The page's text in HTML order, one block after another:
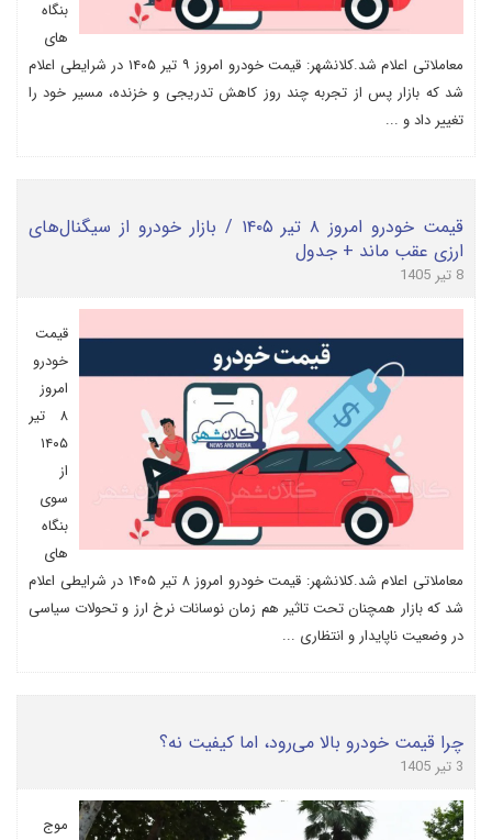
بنگاه
های
معاملاتی اعلام شد.کلانشهر: قیمت خودرو امروز ۹ تیر ۱۴۰۵ در شرایطی اعلام
شد که بازار پس از تجربه چند روز کاهش تدریجی و خزنده، مسیر خود را
تغییر داد و ...
قیمت خودرو امروز ۸ تیر ۱۴۰۵ / بازار خودرو از سیگنال‌های
ارزی عقب ماند + جدول
8 تیر 1405
قیمت
خودرو
امروز
۸ تیر
۱۴۰۵
از
سوی
بنگاه
های
معاملاتی اعلام شد.کلانشهر: قیمت خودرو امروز ۸ تیر ۱۴۰۵ در شرایطی اعلام
شد که بازار همچنان تحت تاثیر هم زمان نوسانات نرخ ارز و تحولات سیاسی
در وضعیت ناپایدار و انتظاری ...
چرا قیمت خودرو بالا می‌رود، اما کیفیت نه؟
3 تیر 1405
موج